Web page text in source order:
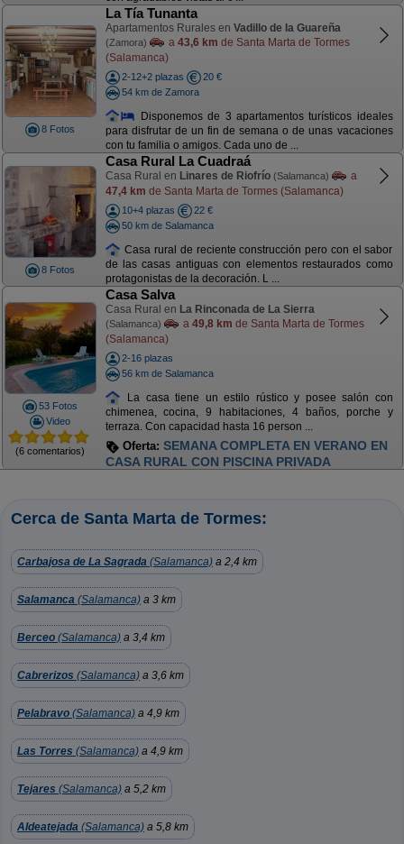
8 Fotos
La Tía Tunanta
Apartamentos Rurales en Vadillo de la Guareña
(Zamora) a 43,6 km de Santa Marta de Tormes
(Salamanca)
2-12+2 plazas
20 €
54 km de Zamora
Disponemos de 3 apartamentos turísticos ideales
para disfrutar de un fin de semana o de unas vacaciones
con tu familia o amigos. Cada uno de ...
8 Fotos
Casa Rural La Cuadraá
Casa Rural en Linares de Riofrío (Salamanca)
a
47,4 km de Santa Marta de Tormes (Salamanca)
10+4 plazas
22 €
50 km de Salamanca
Casa rural de reciente construcción pero con el sabor
de las casas antiguas con elementos restaurados como
protagonistas de la decoración. L ...
53 Fotos
Video
(6 comentarios)
Casa Salva
Casa Rural en La Rinconada de La Sierra
(Salamanca) a 49,8 km de Santa Marta de Tormes
(Salamanca)
2-16 plazas
56 km de Salamanca
La casa tiene un estilo rústico y posee salón con
chimenea, cocina, 9 habitaciones, 4 baños, porche y
terraza. Con capacidad hasta 16 person ...
Oferta: SEMANA COMPLETA EN VERANO EN
CASA RURAL CON PISCINA PRIVADA
Cerca de Santa Marta de Tormes:
Carbajosa de La Sagrada (Salamanca) a 2,4 km
Salamanca (Salamanca) a 3 km
Berceo (Salamanca) a 3,4 km
Cabrerizos (Salamanca) a 3,6 km
Pelabravo (Salamanca) a 4,9 km
Las Torres (Salamanca) a 4,9 km
Tejares (Salamanca) a 5,2 km
Aldeatejada (Salamanca) a 5,8 km